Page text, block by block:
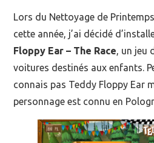
EVÉNEMENTS
DANS LA PRESSE
Lors du Nettoyage de
cette année, j’ai décidé
Floppy Ear – The Race, un jeu
voitures destinés aux enfants.
connais pas Teddy Floppy Ear
personnage est connu en